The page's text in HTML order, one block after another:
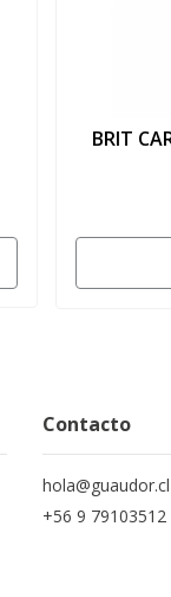
BRIT
Contacto
hola@guaudor.cl
+56 9 79103512